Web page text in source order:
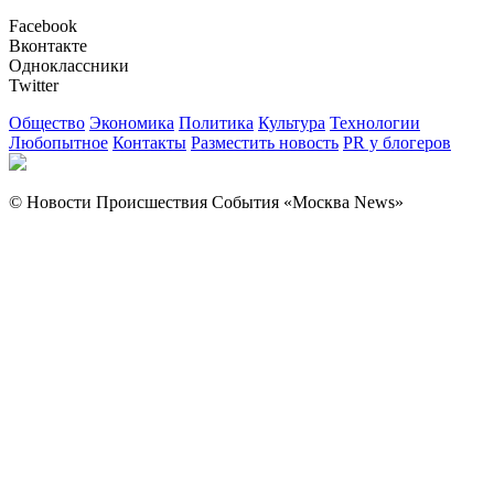
Facebook
Вконтакте
Одноклассники
Twitter
Общество Экономика Политика Культура Технологии
Любопытное Контакты Разместить новость PR у блогеров
© Новости Происшествия События «Москва News»